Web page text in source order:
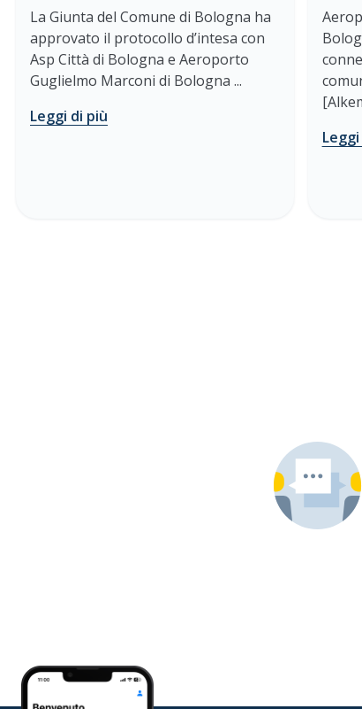
La Giunta del Comune di Bologna ha
approvato il protocollo d’intesa con
Asp Città di Bologna e Aeroporto
Guglielmo Marconi di Bologna ...
Leggi di più